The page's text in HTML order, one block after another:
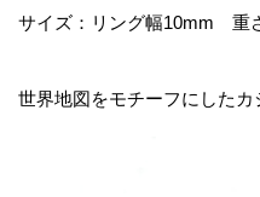
サイズ：リング幅10mm 重
世界地図をモチーフにしたカ